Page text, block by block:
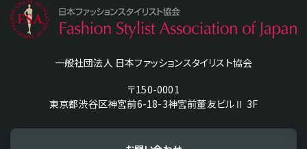
一般社団法人 日本ファッションスタイリスト協会
〒150-0001
東京都渋谷区神宮前6-18-3神宮前董友ビルⅡ 3F